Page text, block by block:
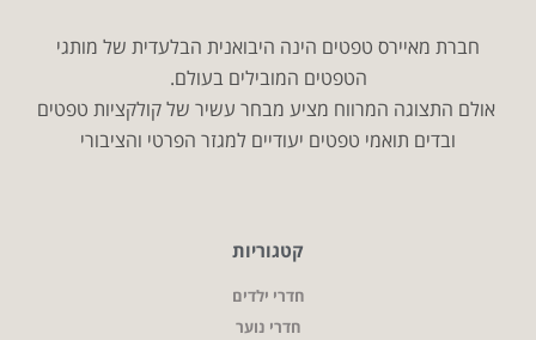
חברת מאיירס טפטים הינה היבואנית הבלעדית של מותגי
הטפטים המובילים בעולם.
אולם התצוגה המרווח מציע מבחר עשיר של קולקציות טפטים
ובדים תואמי טפטים יעודיים למגזר הפרטי והציבורי
קטגוריות
חדרי ילדים
חדרי נוער